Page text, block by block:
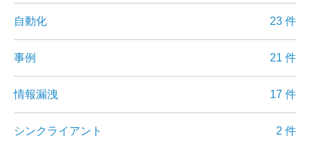
自動化 23 件
事例 21 件
情報漏洩 17 件
シンクライアント 2 件